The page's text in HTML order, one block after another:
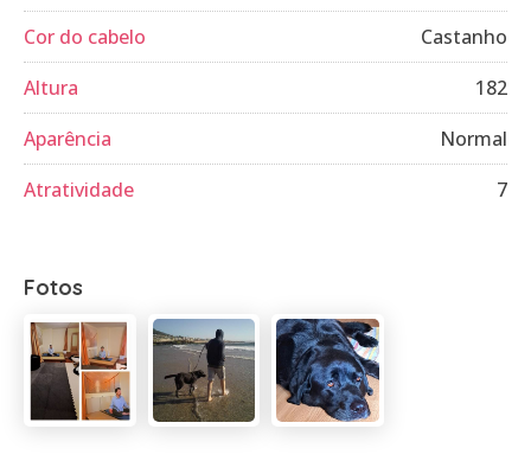
Cor do cabelo
Castanho
Altura
182
Aparência
Normal
Atratividade
7
Fotos